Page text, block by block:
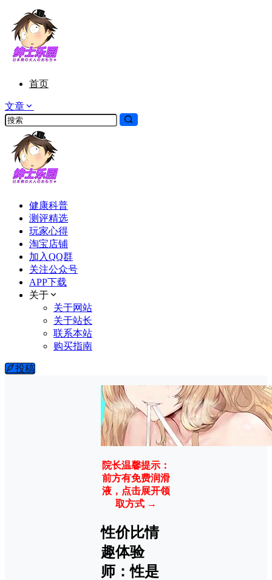
首页
文章
健康科普
测评精选
玩家心得
淘宝店铺
加入QQ群
关注公众号
APP下载
关于
关于网站
关于站长
联系本站
购买指南
投稿
院长温馨提示：
前方有免费润滑
液，点击展开领
取方式 →
性价比情
趣体验
师：性是